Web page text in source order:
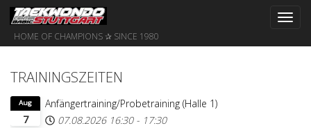
HOME OF CHAMPIONS ✰ SINCE 1980
TRAININGSZEITEN
7
Aug
Anfängertraining/Probetraining (Halle 1)
07.08.2026 16:30 - 17:30